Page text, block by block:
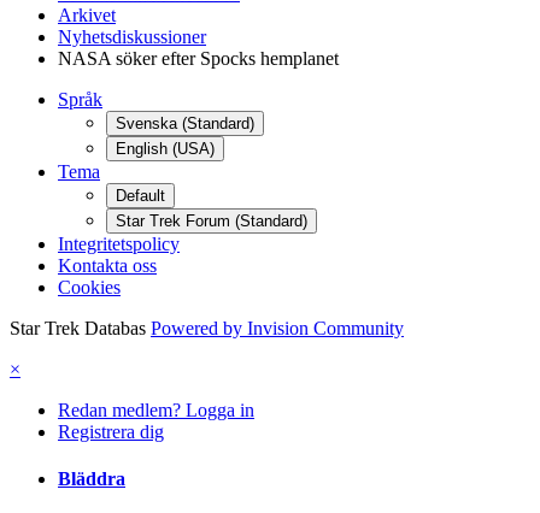
Arkivet
Nyhetsdiskussioner
NASA söker efter Spocks hemplanet
Språk
Svenska (Standard)
English (USA)
Tema
Default
Star Trek Forum (Standard)
Integritetspolicy
Kontakta oss
Cookies
Star Trek Databas Powered by Invision Community
×
Redan medlem? Logga in
Registrera dig
Bläddra